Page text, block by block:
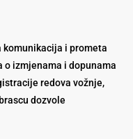
komunikacija i prometa
o izmjenama i dopunama
redova vožnje,
dozvole